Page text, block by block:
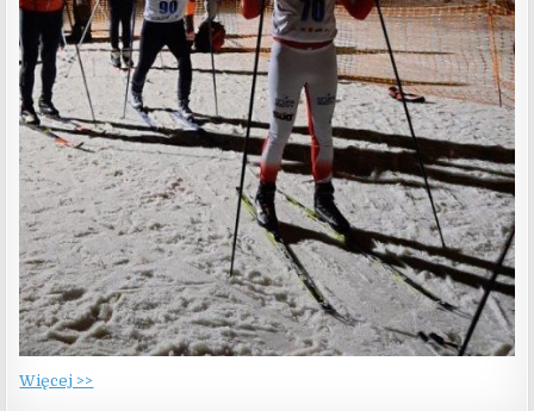
Więcej >>